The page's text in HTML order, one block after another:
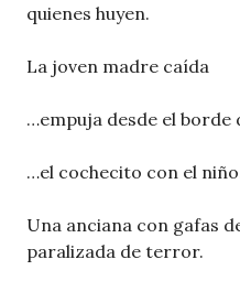
quienes huyen.
La joven madre caída
…empuja desde el borde
…el cochecito con el
Una anciana con gafas
paralizada de terror.